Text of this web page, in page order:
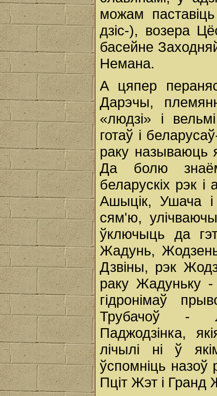
можам
дзіс-), возера
басейне
Немана.
А цяпер
Дарэчы,
«людзі» i
готаў i
раку
Да болю
беларускіх рэк
Ашыцік, Ушача
сям'ю,
ўключыць да
Жадунь,
Дзвіны, рэк
раку Жадуньку
гідронімаў
Трубачоў -
Паджодзінка,
лічылі ні ў
ўспомніць назоў
Пціт Жэт i Гранд